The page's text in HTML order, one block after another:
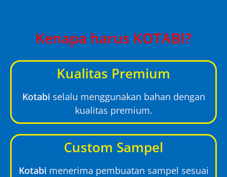
Kenapa harus KOTABI?
Kualitas Premium
Kotabi selalu menggunakan bahan dengan
kualitas premium.
Custom Sampel
Kotabi menerima pembuatan sampel sesuai